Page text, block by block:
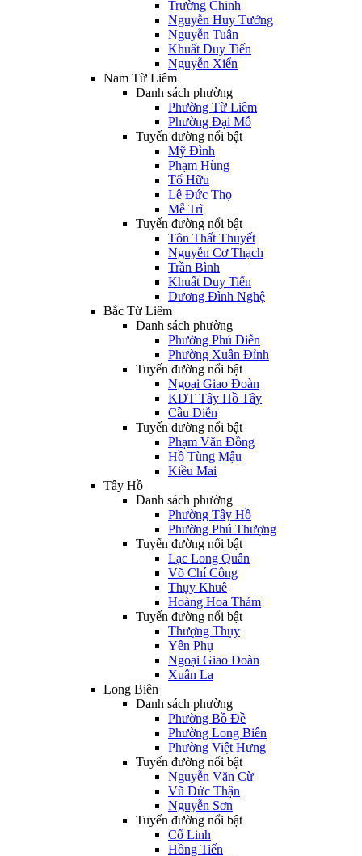
Trường Chinh
Nguyễn Huy Tưởng
Nguyễn Tuân
Khuất Duy Tiến
Nguyễn Xiển
Nam Từ Liêm
Danh sách phường
Phường Từ Liêm
Phường Đại Mỗ
Tuyến đường nổi bật
Mỹ Đình
Phạm Hùng
Tố Hữu
Lê Đức Thọ
Mễ Trì
Tuyến đường nổi bật
Tôn Thất Thuyết
Nguyễn Cơ Thạch
Trần Bình
Khuất Duy Tiến
Dương Đình Nghệ
Bắc Từ Liêm
Danh sách phường
Phường Phú Diễn
Phường Xuân Đỉnh
Tuyến đường nổi bật
Ngoại Giao Đoàn
KĐT Tây Hồ Tây
Cầu Diễn
Tuyến đường nổi bật
Phạm Văn Đồng
Hồ Tùng Mậu
Kiều Mai
Tây Hồ
Danh sách phường
Phường Tây Hồ
Phường Phú Thượng
Tuyến đường nổi bật
Lạc Long Quân
Võ Chí Công
Thụy Khuê
Hoàng Hoa Thám
Tuyến đường nổi bật
Thượng Thụy
Yên Phụ
Ngoại Giao Đoàn
Xuân La
Long Biên
Danh sách phường
Phường Bồ Đề
Phường Long Biên
Phường Việt Hưng
Tuyến đường nổi bật
Nguyễn Văn Cừ
Vũ Đức Thận
Nguyễn Sơn
Tuyến đường nổi bật
Cổ Linh
Hồng Tiến